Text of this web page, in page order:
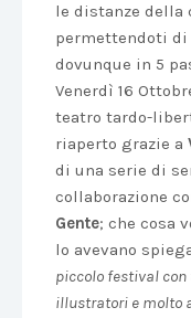
le distanze della
permettendoti
dovunque in 5
Venerdì 16
teatro tardo-
riaperto grazie a
di una serie di
collaborazione
Gente; che cosa
lo avevano
piccolo festival
illustratori e molto